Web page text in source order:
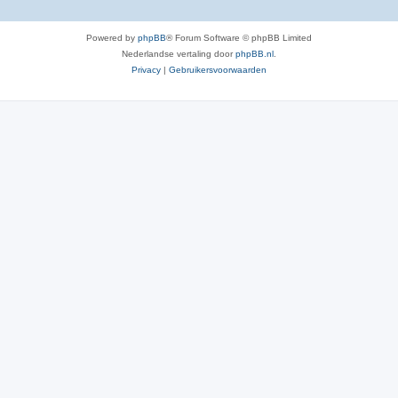
Powered by phpBB® Forum Software © phpBB Limited
Nederlandse vertaling doorphpBB.nl
Privacy | Gebruikersvoorwaarden